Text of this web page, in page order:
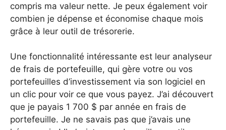
compris ma valeur nette. Je peux également voir
combien je dépense et économise chaque mois
grâce à leur outil de trésorerie.
Une fonctionnalité intéressante est leur analyseur
de frais de portefeuille, qui gère votre ou vos
portefeuilles d’investissement via son logiciel en
un clic pour voir ce que vous payez. J’ai découvert
que je payais 1 700 $ par année en frais de
portefeuille. Je ne savais pas que j’avais une